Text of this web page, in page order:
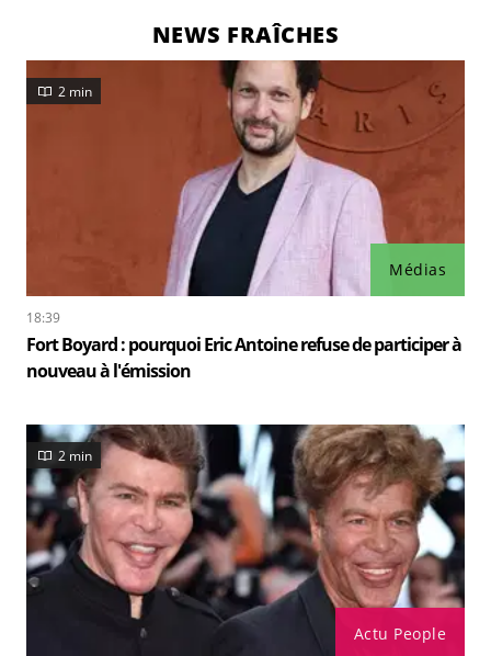
NEWS FRAÎCHES
Médias
2 min
18:39
Fort Boyard : pourquoi Eric Antoine refuse de participer à
nouveau à l'émission
Actu People
2 min